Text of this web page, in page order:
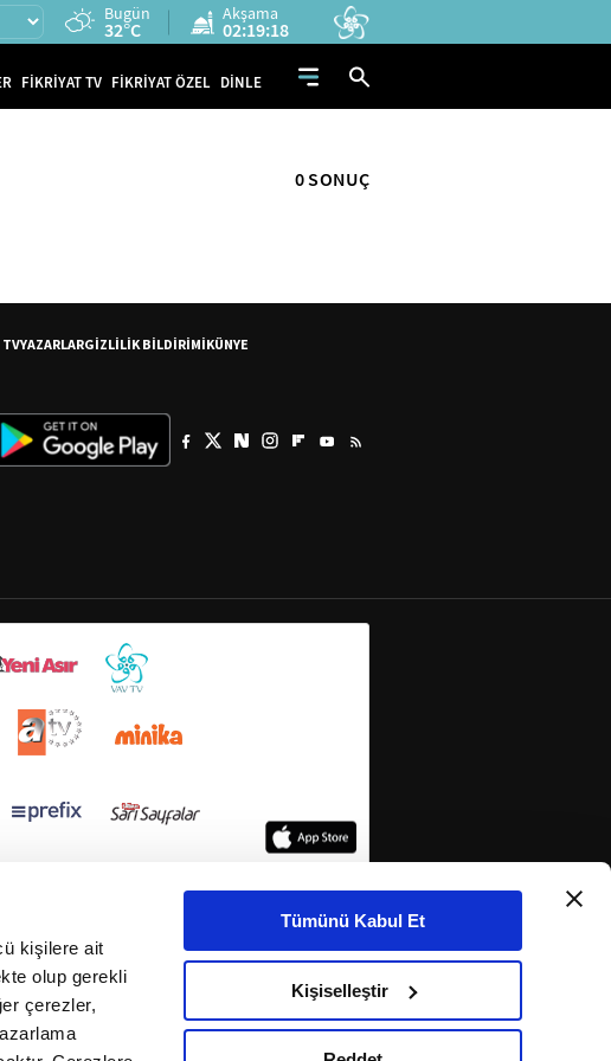
kişilere ait
olup gerekli
çerezler,
Tümünü Kabul Et
Kişiselleştir
Bugün
32°C
Akşama
02:19:18
FİKRİYAT TV FİKRİYAT ÖZEL DİNLE
0 SONUÇ
TVYAZARLARGİZLİLİK BİLDİRİMİKÜNYE